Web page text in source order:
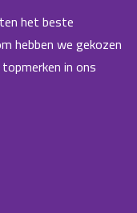
het beste
hebben we gekozen
in ons